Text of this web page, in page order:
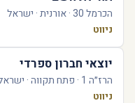
הכרמל 30 · אורנית · ישראל
ניווט
יוצאי חברון ספרדי
הרז״ה 1 · פתח תקווה · ישראל
ניווט